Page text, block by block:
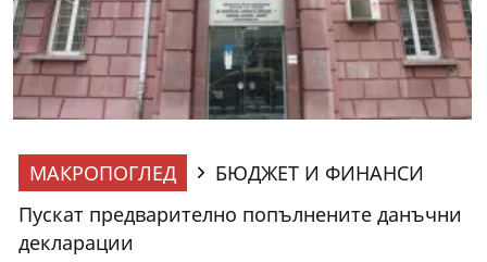
МАКРОПОГЛЕД
БЮДЖЕТ И ФИНАНСИ
Пускат предварително попълнените данъчни
декларации